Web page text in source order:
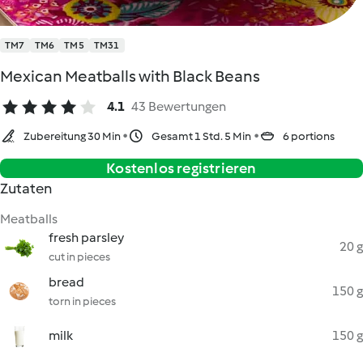
TM7 TM6 TM5 TM31
Mexican Meatballs with Black Beans
4.1 43 Bewertungen
Zubereitung 30 Min Gesamt 1 Std. 5 Min 6 portions
Kostenlos registrieren
Zutaten
Meatballs
fresh parsley
cut in pieces
20 g
bread
torn in pieces
150 g
milk 150 g